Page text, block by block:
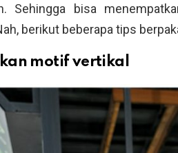
Sehingga bisa
berikut beberapa tips
motif vertikal